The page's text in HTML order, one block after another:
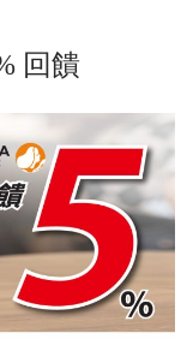
回饋